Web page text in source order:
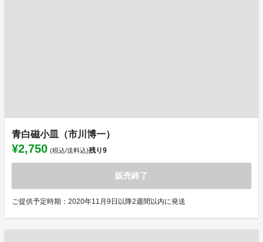
青白磁小皿（市川博一）
¥2,750 (税込/送料込)残り9
販売終了
ご提供予定時期：2020年11月9日以降2週間以内に発送